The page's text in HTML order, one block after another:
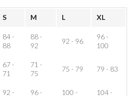
S M L XL
84 -
88
88 -
92
92 - 96
96 -
100
67 -
71
71 -
75
75 - 79 79 - 83
92 -
96 -
100 -
104 -